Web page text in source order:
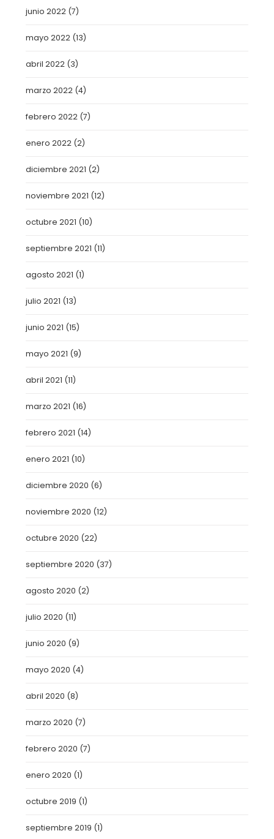
junio 2022 (7)
mayo 2022 (13)
abril 2022 (3)
marzo 2022 (4)
febrero 2022 (7)
enero 2022 (2)
diciembre 2021 (2)
noviembre 2021 (12)
octubre 2021 (10)
septiembre 2021 (11)
agosto 2021 (1)
julio 2021 (13)
junio 2021 (15)
mayo 2021 (9)
abril 2021 (11)
marzo 2021 (16)
febrero 2021 (14)
enero 2021 (10)
diciembre 2020 (6)
noviembre 2020 (12)
octubre 2020 (22)
septiembre 2020 (37)
agosto 2020 (2)
julio 2020 (11)
junio 2020 (9)
mayo 2020 (4)
abril 2020 (8)
marzo 2020 (7)
febrero 2020 (7)
enero 2020 (1)
octubre 2019 (1)
septiembre 2019 (1)